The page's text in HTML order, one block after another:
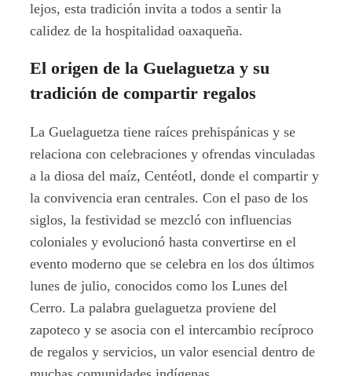
lejos, esta tradición invita a todos a sentir la
calidez de la hospitalidad oaxaqueña.
El origen de la Guelaguetza y su
tradición de compartir regalos
La Guelaguetza tiene raíces prehispánicas y se
relaciona con celebraciones y ofrendas vinculadas
a la diosa del maíz, Centéotl, donde el compartir y
la convivencia eran centrales. Con el paso de los
siglos, la festividad se mezcló con influencias
coloniales y evolucionó hasta convertirse en el
evento moderno que se celebra en los dos últimos
lunes de julio, conocidos como los Lunes del
Cerro. La palabra guelaguetza proviene del
zapoteco y se asocia con el intercambio recíproco
de regalos y servicios, un valor esencial dentro de